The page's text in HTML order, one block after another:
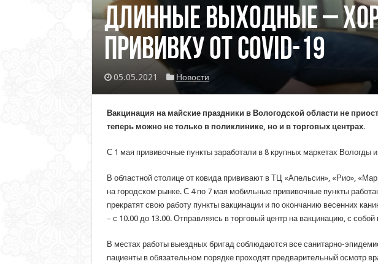
Длинные выходные –
прививку от Covid-19
05.05.2021 Новости
Вакцинация на майские праздники в Вологодской области не
теперь можно не только в поликлинике, но и в торговых центрах.
С 1 мая прививочные пункты заработали в 8 крупных маркетах Вологды
В областной столице от ковида прививают в ТЦ «Апельсин», «Рио»,
на городском рынке. С 4 по 7 мая мобильные прививочные пункты
прекратят свою работу пункты вакцинации и по окончанию весенних
– с 10.00 до 13.00. Отправляясь в торговый центр на вакцинацию, с
В местах работы выездных бригад соблюдаются все санитарно-
пациенты в обязательном порядке проходят предварительный осмотр